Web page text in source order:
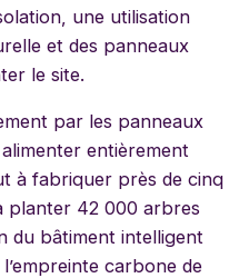
une utilisation
et des panneaux
le site.
par les panneaux
entièrement
à fabriquer près de cinq
planter 42 000 arbres
du bâtiment intelligent
carbone de